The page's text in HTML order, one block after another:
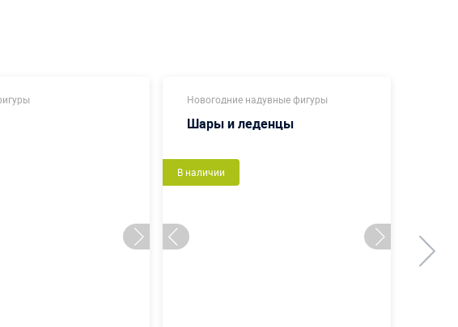
Новогодние надувные фигуры
Шары и леденцы
В наличии